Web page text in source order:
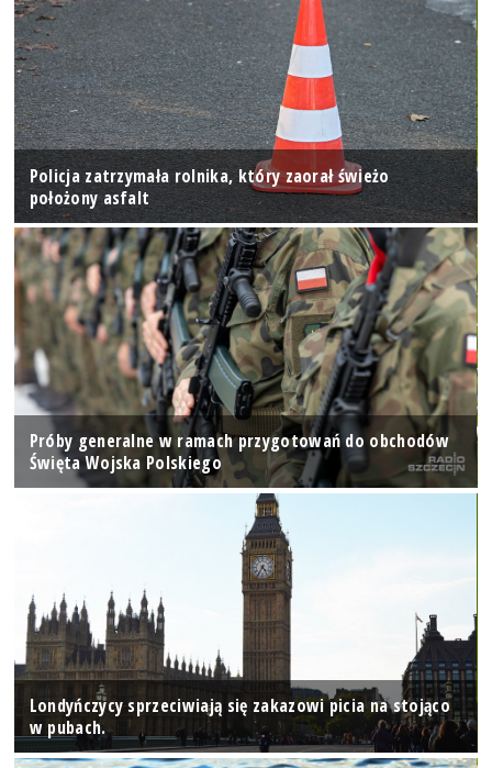
Policja zatrzymała rolnika, który zaorał świeżo
położony asfalt
Próby generalne w ramach przygotowań do obchodów
Święta Wojska Polskiego
Londyńczycy sprzeciwiają się zakazowi picia na stojąco
w pubach.